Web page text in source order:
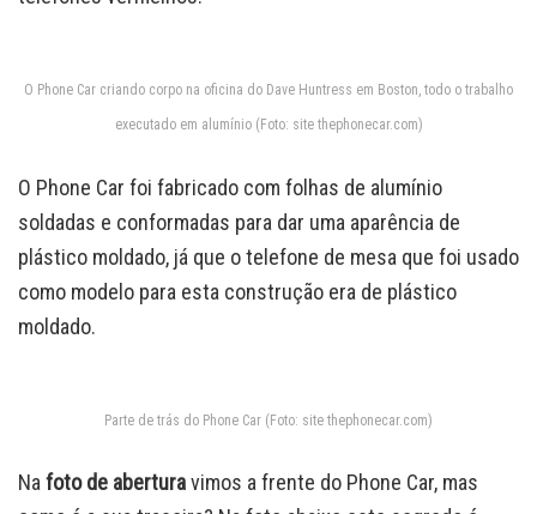
O Phone Car criando corpo na oficina do Dave Huntress em Boston, todo o trabalho
executado em alumínio (Foto: site thephonecar.com)
O Phone Car foi fabricado com folhas de alumínio
soldadas e conformadas para dar uma aparência de
plástico moldado, já que o telefone de mesa que foi usado
como modelo para esta construção era de plástico
moldado.
Parte de trás do Phone Car (Foto: site thephonecar.com)
Na foto de aberturavimos a frente do Phone Car, mas